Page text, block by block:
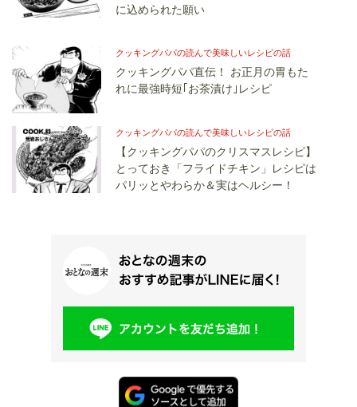
に込められた願い
クッキングパパの読んで美味しいレシピの話
クッキングパパ直伝！ お正月の胃もた
れに最強時短｢お茶漬け｣レシピ
クッキングパパの読んで美味しいレシピの話
【クッキングパパのクリスマスレシピ】
とっておき「フライドチキン」レシピは
パリッとやわらか＆実はヘルシー！